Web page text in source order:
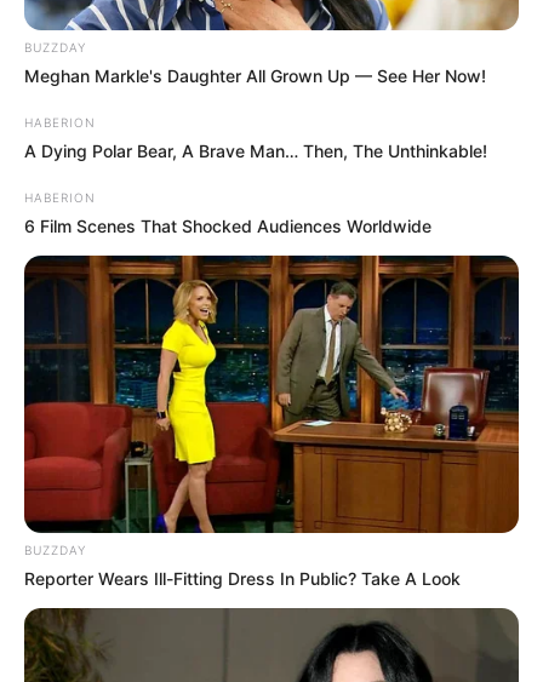
BUZZDAY
Meghan Markle's Daughter All Grown Up — See Her Now!
HABERION
A Dying Polar Bear, A Brave Man… Then, The Unthinkable!
HABERION
6 Film Scenes That Shocked Audiences Worldwide
BUZZDAY
Reporter Wears Ill-Fitting Dress In Public? Take A Look